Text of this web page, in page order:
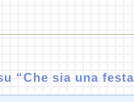
“Che sia una